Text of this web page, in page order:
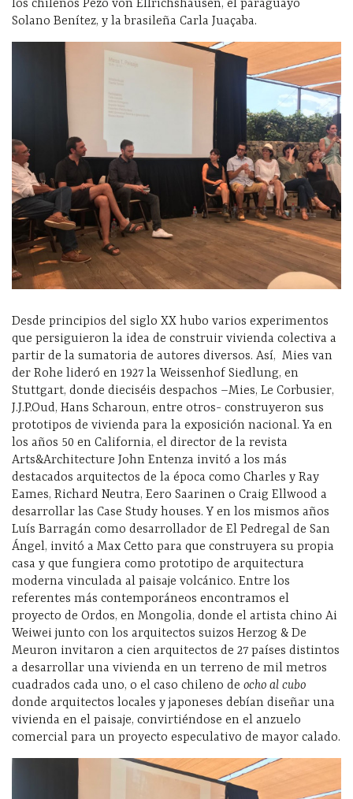
los chilenos Pezo von Ellrichshausen, el paraguayo
Solano Benítez, y la brasileña Carla Juaçaba.
Desde principios del siglo XX hubo varios experimentos
que persiguieron la idea de construir vivienda colectiva a
partir de la sumatoria de autores diversos. Así, Mies van
der Rohe lideró en 1927 la Weissenhof Siedlung, en
Stuttgart, donde dieciséis despachos –Mies, Le Corbusier,
J.J.P.Oud, Hans Scharoun, entre otros- construyeron sus
prototipos de vivienda para la exposición nacional. Ya en
los años 50 en California, el director de la revista
Arts&Architecture John Entenza invitó a los más
destacados arquitectos de la época como Charles y Ray
Eames, Richard Neutra, Eero Saarinen o Craig Ellwood a
desarrollar las Case Study houses. Y en los mismos años
Luís Barragán como desarrollador de El Pedregal de San
Ángel, invitó a Max Cetto para que construyera su propia
casa y que fungiera como prototipo de arquitectura
moderna vinculada al paisaje volcánico. Entre los
referentes más contemporáneos encontramos el
proyecto de Ordos, en Mongolia, donde el artista chino Ai
Weiwei junto con los arquitectos suizos Herzog & De
Meuron invitaron a cien arquitectos de 27 países distintos
a desarrollar una vivienda en un terreno de mil metros
cuadrados cada uno, o el caso chileno de ocho al cubo
donde arquitectos locales y japoneses debían diseñar una
vivienda en el paisaje, convirtiéndose en el anzuelo
comercial para un proyecto especulativo de mayor calado.